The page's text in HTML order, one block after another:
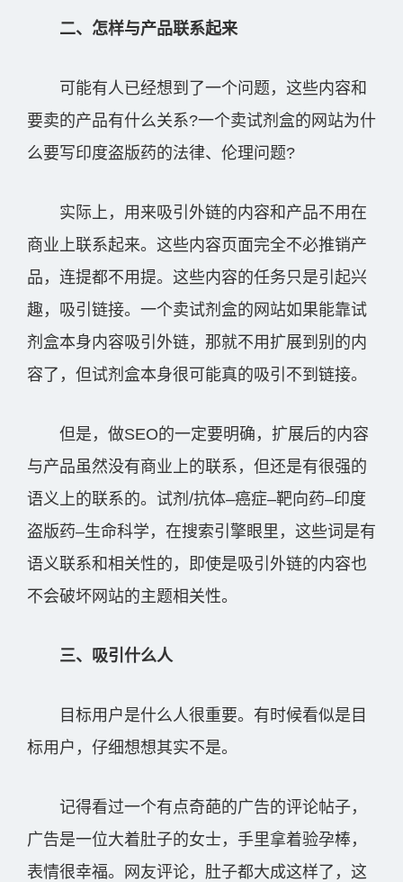
二、怎样与产品联系起来
可能有人已经想到了一个问题，这些内容和
要卖的产品有什么关系?一个卖试剂盒的网站为什
么要写印度盗版药的法律、伦理问题?
实际上，用来吸引外链的内容和产品不用在
商业上联系起来。这些内容页面完全不必推销产
品，连提都不用提。这些内容的任务只是引起兴
趣，吸引链接。一个卖试剂盒的网站如果能靠试
剂盒本身内容吸引外链，那就不用扩展到别的内
容了，但试剂盒本身很可能真的吸引不到链接。
但是，做SEO的一定要明确，扩展后的内容
与产品虽然没有商业上的联系，但还是有很强的
语义上的联系的。试剂/抗体–癌症–靶向药–印度
盗版药–生命科学，在搜索引擎眼里，这些词是有
语义联系和相关性的，即使是吸引外链的内容也
不会破坏网站的主题相关性。
三、吸引什么人
目标用户是什么人很重要。有时候看似是目
标用户，仔细想想其实不是。
记得看过一个有点奇葩的广告的评论帖子，
广告是一位大着肚子的女士，手里拿着验孕棒，
表情很幸福。网友评论，肚子都大成这样了，这